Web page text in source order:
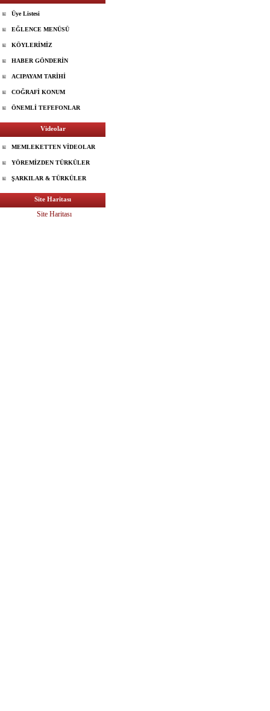
Üye Listesi
EĞLENCE MENÜSÜ
KÖYLERİMİZ
HABER GÖNDERİN
ACIPAYAM TARİHİ
COĞRAFİ KONUM
ÖNEMLİ TEFEFONLAR
Videolar
MEMLEKETTEN VİDEOLAR
YÖREMİZDEN TÜRKÜLER
ŞARKILAR & TÜRKÜLER
Site Haritası
Site Haritası